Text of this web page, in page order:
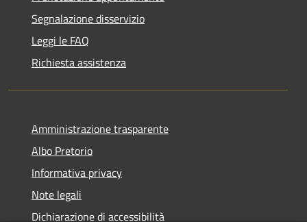
Segnalazione disservizio
Leggi le FAQ
Richiesta assistenza
Amministrazione trasparente
Albo Pretorio
Informativa privacy
Note legali
Dichiarazione di accessibilità